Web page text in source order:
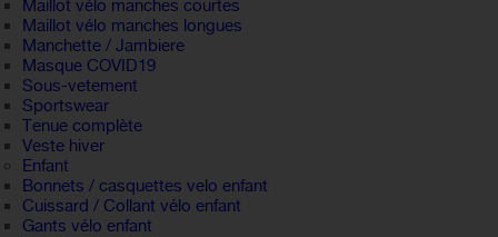
Maillot vélo manches courtes
Maillot vélo manches longues
Manchette / Jambiere
Masque COVID19
Sous-vetement
Sportswear
Tenue complète
Veste hiver
Enfant
Bonnets / casquettes velo enfant
Cuissard / Collant vélo enfant
Gants vélo enfant